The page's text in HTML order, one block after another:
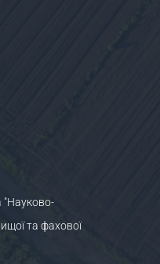
"Науково-
та фахової